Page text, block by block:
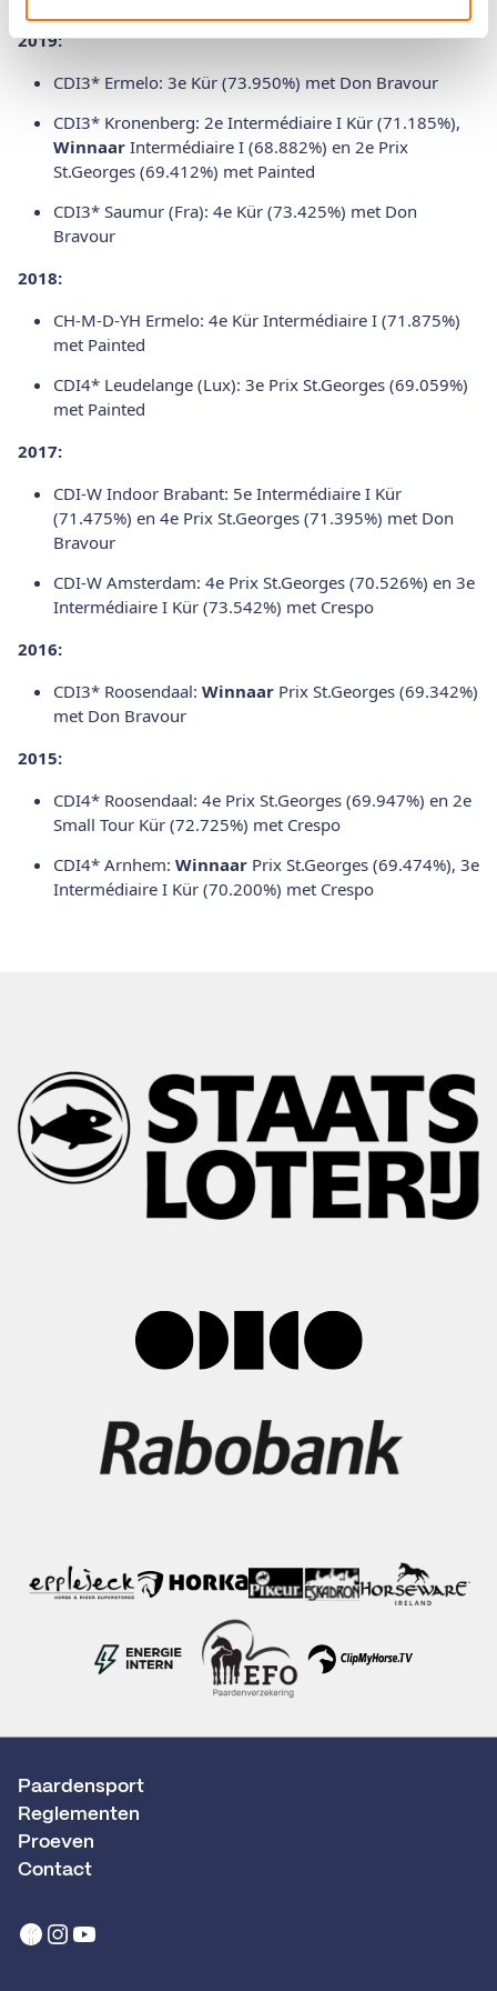
2019:
CDI3* Ermelo: 3e Kür (73.950%) met Don Bravour
CDI3* Kronenberg: 2e Intermédiaire I Kür (71.185%),
Winnaar Intermédiaire I (68.882%) en 2e Prix
St.Georges (69.412%) met Painted
CDI3* Saumur (Fra): 4e Kür (73.425%) met Don
Bravour
2018:
CH-M-D-YH Ermelo: 4e Kür Intermédiaire I (71.875%)
met Painted
CDI4* Leudelange (Lux): 3e Prix St.Georges (69.059%)
met Painted
2017:
CDI-W Indoor Brabant: 5e Intermédiaire I Kür
(71.475%) en 4e Prix St.Georges (71.395%) met Don
Bravour
CDI-W Amsterdam: 4e Prix St.Georges (70.526%) en 3e
Intermédiaire I Kür (73.542%) met Crespo
2016:
CDI3* Roosendaal: Winnaar Prix St.Georges (69.342%)
met Don Bravour
2015:
CDI4* Roosendaal: 4e Prix St.Georges (69.947%) en 2e
Small Tour Kür (72.725%) met Crespo
CDI4* Arnhem: Winnaar Prix St.Georges (69.474%), 3e
Intermédiaire I Kür (70.200%) met Crespo
Paardensport
Reglementen
Proeven
Contact